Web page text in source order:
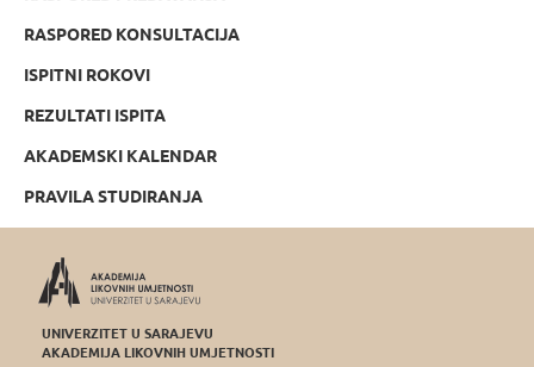
RASPORED KONSULTACIJA
ISPITNI ROKOVI
REZULTATI ISPITA
AKADEMSKI KALENDAR
PRAVILA STUDIRANJA
UNIVERZITET U SARAJEVU
AKADEMIJA LIKOVNIH UMJETNOSTI